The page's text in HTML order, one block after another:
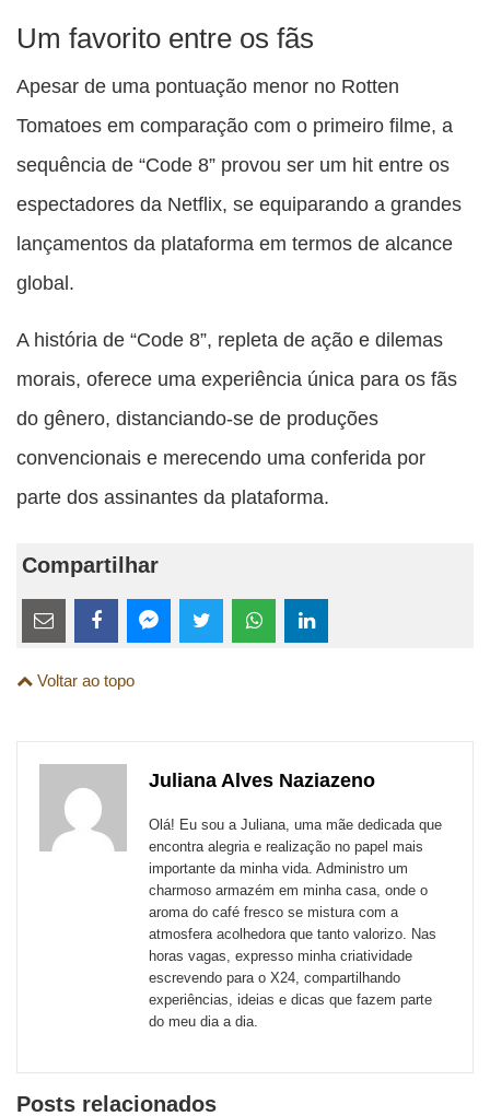
Um favorito entre os fãs
Apesar de uma pontuação menor no Rotten
Tomatoes em comparação com o primeiro filme, a
sequência de “Code 8” provou ser um hit entre os
espectadores da Netflix, se equiparando a grandes
lançamentos da plataforma em termos de alcance
global.
A história de “Code 8”, repleta de ação e dilemas
morais, oferece uma experiência única para os fãs
do gênero, distanciando-se de produções
convencionais e merecendo uma conferida por
parte dos assinantes da plataforma.
Compartilhar
Estes
links
são
externos
esta
Email
esta
FacebookMessenger
TwitterWhatsApp
LinkedIn
Voltar ao topo
Juliana Alves Naziazeno
Olá! Eu sou a Juliana, uma mãe dedicada que
encontra alegria e realização no papel mais
importante da minha vida. Administro um
charmoso armazém em minha casa, onde o
aroma do café fresco se mistura com a
atmosfera acolhedora que tanto valorizo. Nas
horas vagas, expresso minha criatividade
escrevendo para o X24, compartilhando
experiências, ideias e dicas que fazem parte
do meu dia a dia.
Posts relacionados